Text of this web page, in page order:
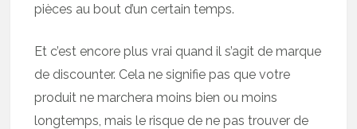
pièces au bout d’un certain temps.
Et c’est encore plus vrai quand il s’agit de marque
de discounter. Cela ne signifie pas que votre
produit ne marchera moins bien ou moins
longtemps, mais le risque de ne pas trouver de